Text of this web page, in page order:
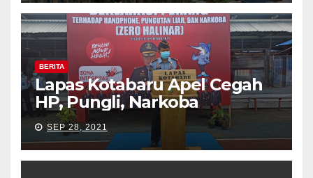
BERITA
Lapas Kotabaru Apel Cegah
HP, Pungli, Narkoba
SEP 28, 2021